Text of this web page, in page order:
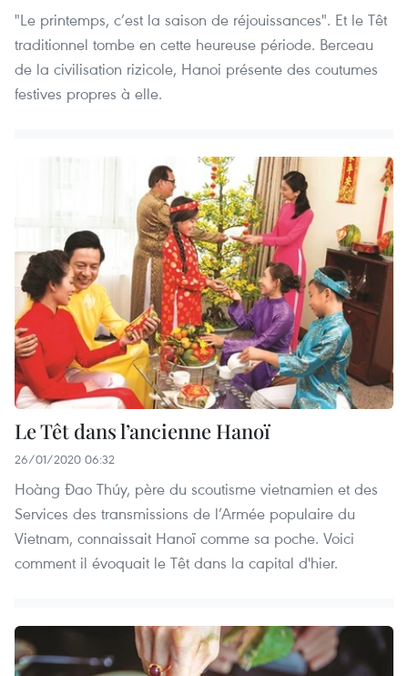
"Le printemps, c’est la saison de réjouissances". Et le Têt
traditionnel tombe en cette heureuse période. Berceau
de la civilisation rizicole, Hanoi présente des coutumes
festives propres à elle.
Le Têt dans l’ancienne Hanoï
26/01/2020 06:32
Hoàng Ðao Thúy, père du scoutisme vietnamien et des
Services des transmissions de l’Armée populaire du
Vietnam, connaissait Hanoï comme sa poche. Voici
comment il évoquait le Têt dans la capital d'hier.